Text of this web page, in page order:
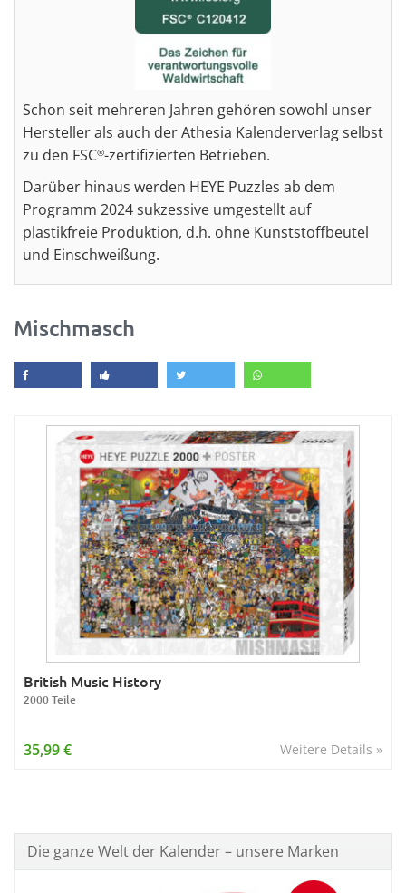
Schon seit mehreren Jahren gehören sowohl unser
Hersteller als auch der Athesia Kalenderverlag selbst
zu den FSC®-zertifizierten Betrieben.
Darüber hinaus werden HEYE Puzzles ab dem
Programm 2024 sukzessive umgestellt auf
plastikfreie Produktion, d.h. ohne Kunststoffbeutel
und Einschweißung.
Mischmasch
British Music History
2000 Teile
Weitere Details »
35,99 €
Die ganze Welt der Kalender – unsere Marken